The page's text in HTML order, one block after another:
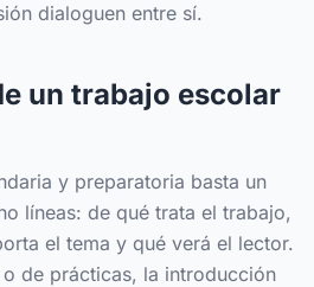
dialoguen entre sí.
un trabajo escolar
y preparatoria basta un
líneas: de qué trata el trabajo,
el tema y qué verá el lector.
de prácticas, la introducción